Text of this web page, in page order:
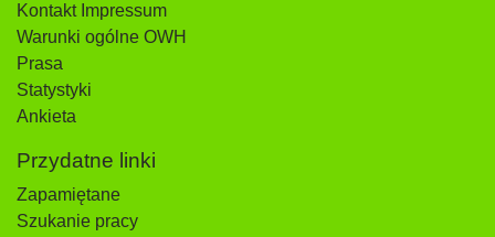
Kontakt Impressum
Warunki ogólne OWH
Prasa
Statystyki
Ankieta
Przydatne linki
Zapamiętane
Szukanie pracy